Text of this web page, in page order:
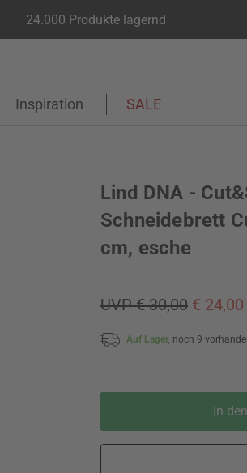
24.000 Produkte lagernd
Inspiration SALE
Lind DNA -
Schneidebrett
cm, esche
UVP € 30,00 € 24,00
Auf Lager, noch 9
In